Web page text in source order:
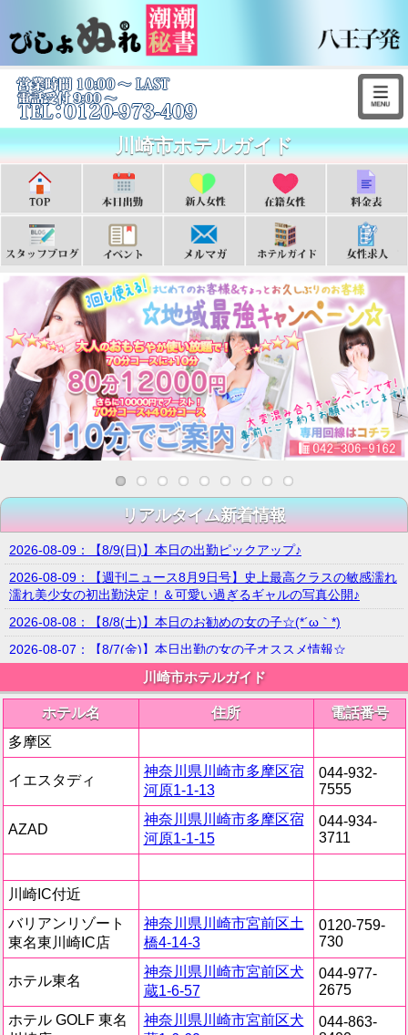
川崎市ホテルガイド
リアルタイム新着情報
2026-08-09：【8/9(日)】本日の出勤ピックアップ♪
2026-08-09：【週刊ニュース8月9日号】史上最高クラスの敏感濡れ
濡れ美少女の初出勤決定！＆可愛い過ぎるギャルの写真公開♪
2026-08-08：【8/8(土)】本日のお勧めの女の子☆(*´ω｀*)
2026-08-07：【8/7(金)】本日出勤の女の子オススメ情報☆
2026-08-06：【8/6(木)】本日の出勤ピックアップ♪必見です！
2026-08-05：【8/5(水)】本日のオススメ情報
2026-08-04：【8/4(火)】本日の出勤ガチオススメ!!見てください♡
2026-08-03：【8/3(月)】本日激推し体験入店がありますよー♡
2026-08-02：【8/2(日)】本日出勤の女の子オススメ情報☆
2026-08-02：【週刊ニュース8月2日号】史上最高に可愛い敏感美少
女『体験入店』＆SSS級の美人GAL入店しました♪
川崎市ホテルガイド
ホテル名 住所
電話番号
多摩区
イエスタディ
神奈川県川崎市多摩区宿
河原1-1-13
044-932-
7555
AZAD
神奈川県川崎市多摩区宿
河原1-1-15
044-934-
3711
川崎IC付近
バリアンリゾート
東名東川崎IC店
神奈川県川崎市宮前区土
橋4-14-3
0120-759-
730
ホテル東名
神奈川県川崎市宮前区犬
蔵1-6-57
044-977-
2675
ホテル GOLF 東名
神奈川県川崎市宮前区犬
044-863-